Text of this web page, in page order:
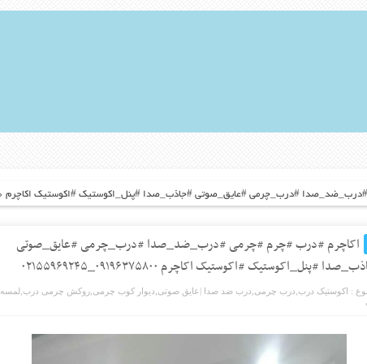
#درب_چرمی #عایق_صوتی #جاذب_صدا #پنل_اکوستیک #اکوستیک اکاچرم ۰۹۱۹۶۳۷۵۸۰۰_۰۲۱۵۵۹۶۹۲۴۵
اکاچرم #درب #چرم #چرمی #درب_ضد_صدا #درب_چرمی #عایق_صوتی
#پنل_اکوستیک #اکوستیک اکاچرم ۰۹۱۹۶۳۷۵۸۰۰_۰۲۱۵۵۹۶۹۲۴۵
: اکوستیک درب درب چرمی درب ضد صدا |عایق صوتی دیوار کوب چرمی ,روکش چرمی درب لمسه